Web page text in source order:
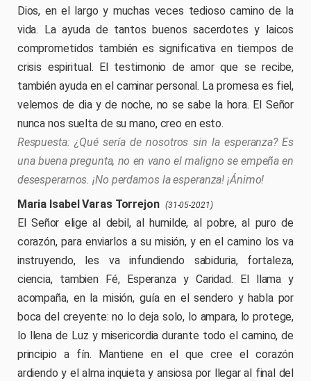
Dios, en el largo y muchas veces tedioso camino de la
vida. La ayuda de tantos buenos sacerdotes y laicos
comprometidos también es significativa en tiempos de
crisis espiritual. El testimonio de amor que se recibe,
también ayuda en el caminar personal. La promesa es fiel,
velemos de dia y de noche, no se sabe la hora. El Señor
nunca nos suelta de su mano, creo en esto.
¿Qué sería de nosotros sin la esperanza? Es
una buena pregunta, no en vano el maligno se empeña en
desesperarnos. ¡No perdamos la esperanza! ¡Ánimo!
Maria Isabel Varas Torrejon (31-05-2021)
El Señor elige al debil, al humilde, al pobre, al puro de
corazón, para enviarlos a su misión, y en el camino los va
instruyendo, les va infundiendo sabiduria, fortaleza,
ciencia, tambien Fé, Esperanza y Caridad. El llama y
acompaña, en la misión, guía en el sendero y habla por
boca del creyente: no lo deja solo, lo ampara, lo protege,
lo llena de Luz y misericordia durante todo el camino, de
principio a fín. Mantiene en el que cree el corazón
ardiendo y el alma inquieta y ansiosa por llegar al final del